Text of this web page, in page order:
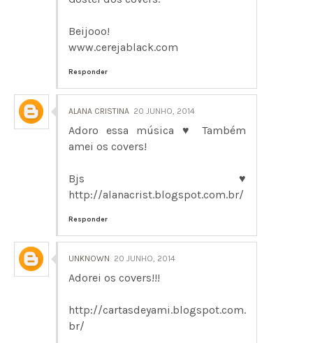
Beijooo!
www.cerejablack.com
Responder
ALANA CRISTINA 20 JUNHO, 2014
Adoro essa música ♥ Também
amei os covers!
Bjs ♥
http://alanacrist.blogspot.com.br/
Responder
UNKNOWN 20 JUNHO, 2014
Adorei os covers!!!
http://cartasdeyami.blogspot.com.
br/